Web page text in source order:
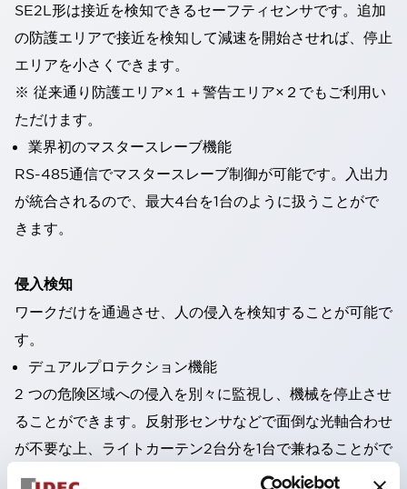
SE2L形は接近を検知できるセーフティセンサです。追加
の防護エリアで接近を検知して減速を開始させれば、停止
エリアを小さくできます。
※ 従来通り防護エリア×１＋警告エリア×２でもご利用い
ただけます。
業界初のマスタースレーブ機能
RS-485通信でマスタースレーブ制御が可能です。入出力
が統合されるので、最大4台を1台のように扱うことがで
きます。
侵入検知
ワークだけを通過させ、人の侵入を検知することが可能で
す。
デュアルプロテクション機能
2 つの危険区域への侵入を別々に監視し、機械を停止させ
ることができます。反射形センサなどで面倒な光軸合わせ
が不要な上、ライトカーテン2台分を1台で兼ねることがで
きます。